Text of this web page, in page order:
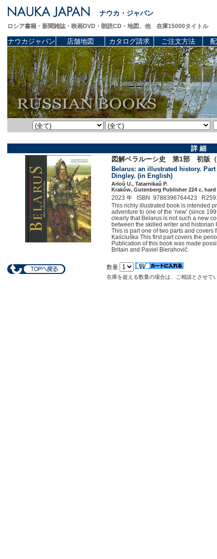
ナウカ・ジャパン
ロシア書籍・新聞雑誌・映画DVD・朗読CD・地図、他 在庫15000タイトル
ナウカジャパン 店舗地図 カタログ請求 ご注文方法
詳 細
図解ベラルーシ史 第1部 初版
Belarus: an illustrated history.
Dingley. (in English)
Arloŭ U., Tatarnikaŭ P.
Kraków, Gutenberg Publisher 224 c. hard
2023 年 ISBN 9788396764423
This richly illustrated book is intended
adventure to one of the ‘new’ (since
clearly that Belarus is not such a new
between the skilled writer and
This is part one of two parts and
Kaściuška This first part covers the
Publication of this book was made
Britain and Paviel Bierahovič.
数量
在庫を超える数量の場合は、ご相談とさせて